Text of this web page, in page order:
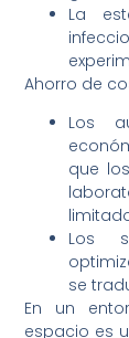
La
Ahorro de
Los
que
Los
se
En un
espacio es